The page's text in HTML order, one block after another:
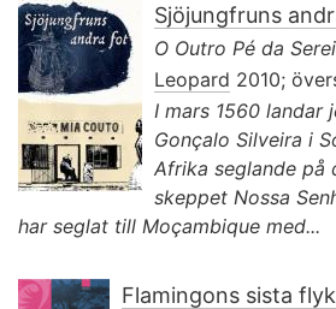
Sjöjungfruns
O Outro Pé da
Leopard 2010;
I mars 1560 landar
Gonçalo Silveira i
Afrika seglande på
skeppet Nossa
har seglat till Moçambique med...
Flamingons sista